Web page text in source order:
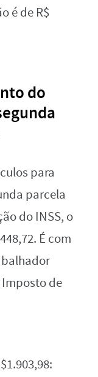
é de R$
do
para
parcela
do INSS, o
É com
de